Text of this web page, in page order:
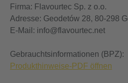
Firma: Flavourtec Sp. z o.o.
Adresse: Geodetów 28, 80-298
E-Mail: info@flavourtec.net
Gebrauchtsinformationen (BPZ):
Produkthinweise-PDF öffnen